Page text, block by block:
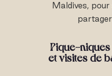
Maldives,
Pique-
et visites de